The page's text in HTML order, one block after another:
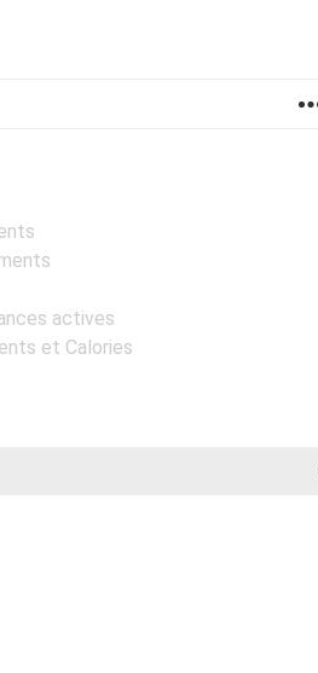
actives
et Calories